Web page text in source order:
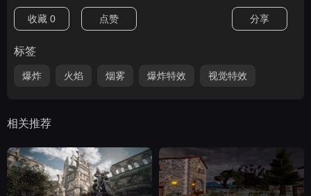
收藏 0 点赞 分享
标签
爆炸 火焰 烟雾 爆炸特效 视觉特效
相关推荐